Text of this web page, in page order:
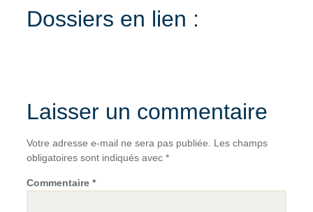
Dossiers en lien :
Laisser un commentaire
Votre adresse e-mail ne sera pas publiée.
Les champs
obligatoires sont indiqués avec *
Commentaire *